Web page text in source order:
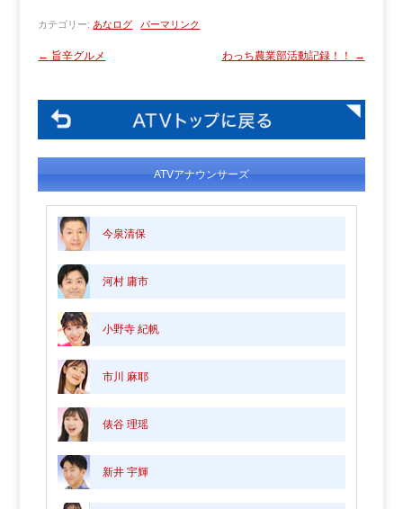
カテゴリー:あなログ パーマリンク
← 旨辛グルメ わっち農業部活動記録！！ →
ATVアナウンサーズ
今泉清保
河村 庸市
小野寺 紀帆
市川 麻耶
俵谷 理瑶
新井 宇輝